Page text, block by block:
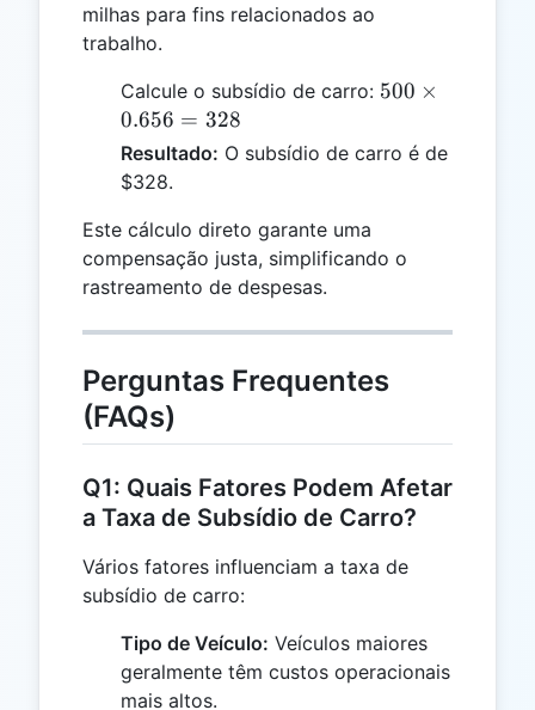
milhas para fins relacionados ao
trabalho.
Calcule o subsídio de carro: 500
0.656
500 ×
0.656 = 328
Resultado: O subsídio de carro é de
$328.
Este cálculo direto garante uma
compensação justa, simplificando o
rastreamento de despesas.
Perguntas Frequentes
(FAQs)
Q1: Quais Fatores Podem Afetar
a Taxa de Subsídio de Carro?
Vários fatores influenciam a taxa de
subsídio de carro:
Tipo de Veículo: Veículos maiores
geralmente têm custos operacionais
mais altos.